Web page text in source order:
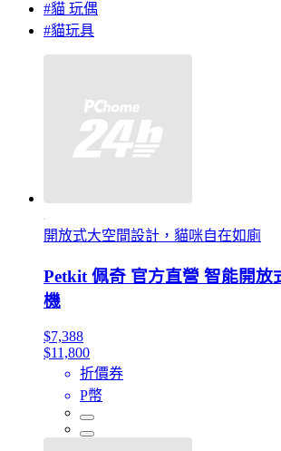
#貓 玩偶
#貓玩具
開放式大空間設計，貓咪自在如廁
Petkit 佩奇 官方直營 智能開放
機
$7,388
$11,800
折價券
P幣